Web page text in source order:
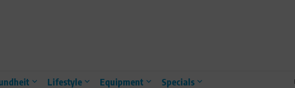
Lifestyle Equipment Specials